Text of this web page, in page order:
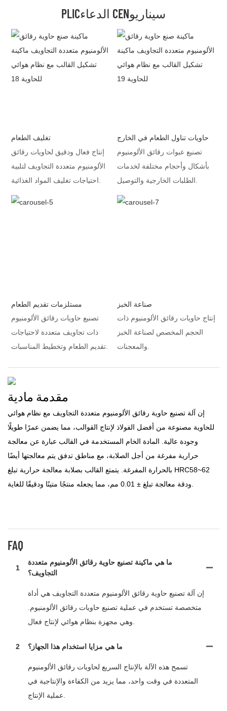
PLICالدعاء CENسيناريو
تغليف الطعام
إنتاج فعال ودقيق لحاويات رقائق
الألومنيوم متعددة التجاويف لتلبية
حاويات تناول الطعام في الخارج
تصنيع عبوات رقائق الألومنيوم
بأشكال وأحجام مختلفة لخدمات
مستلزمات تقديم الطعام
تصنيع حاويات رقائق الألومنيوم
ذات تجاويف متعددة لاحتياجات
تقديم الطعام وتخطيط المناسبات.
صناعة الخبز
إنتاج حاويات رقائق الألومنيوم ذات
الحجم المخصص لصناعة الخبز
مقدمة مادية
إن آلة تصنيع حاوية رقائق الألومنيوم متعددة التجاويف مع نظام هوائي
للحاوية مصنوعة من أفضل الفولاذ لإنتاج القوالب، مما يضمن عمرًا طويلًا
وجودة عالية. المادة الخام المستخدمة في القالب عبارة عن معالجة
حرارية مفرغة من أجل الصلابة، مع مناطق تدفق يتم معالجتها أيضًا
بالحرارة المفرغة. يتمتع القالب بصلابة معالجة حرارية تبلغ HRC58~62
ودقة معالجة تبلغ ± 0.01 مم، مما يجعله منتجًا متينًا ودقيقًا للغاية.
FAQ
1
ما هي ماكينة تصنيع حاوية رقائق الألومنيوم متعددة
التجاويف؟
إن آلة تصنيع حاوية رقائق الألومنيوم متعددة التجاويف هي أداة
متخصصة تستخدم في عملية تصنيع حاويات رقائق الألومنيوم.
2 ما هي مزايا استخدام هذا الجهاز؟
تسمح هذه الآلة بالإنتاج السريع لحاويات رقائق الألومنيوم
المتعددة في وقت واحد، مما يزيد من الكفاءة والإنتاجية في